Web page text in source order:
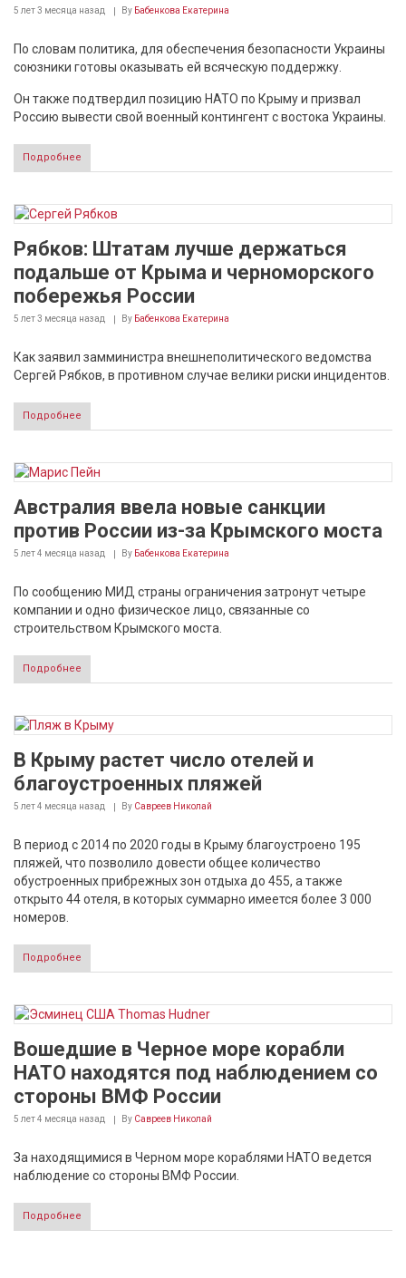
5 лет 3 месяца назад By Бабенкова Екатерина
По словам политика, для обеспечения безопасности Украины
союзники готовы оказывать ей всяческую поддержку.
Он также подтвердил позицию НАТО по Крыму и призвал
Россию вывести свой военный контингент с востока Украины.
Подробнее
Рябков: Штатам лучше держаться
подальше от Крыма и черноморского
побережья России
5 лет 3 месяца назад By Бабенкова Екатерина
Как заявил замминистра внешнеполитического ведомства
Сергей Рябков, в противном случае велики риски инцидентов.
Подробнее
Австралия ввела новые санкции
против России из-за Крымского моста
5 лет 4 месяца назад By Бабенкова Екатерина
По сообщению МИД страны ограничения затронут четыре
компании и одно физическое лицо, связанные со
строительством Крымского моста.
Подробнее
В Крыму растет число отелей и
благоустроенных пляжей
5 лет 4 месяца назад By Савреев Николай
В период с 2014 по 2020 годы в Крыму благоустроено 195
пляжей, что позволило довести общее количество
обустроенных прибрежных зон отдыха до 455, а также
открыто 44 отеля, в которых суммарно имеется более 3 000
номеров.
Подробнее
Вошедшие в Черное море корабли
НАТО находятся под наблюдением со
стороны ВМФ России
5 лет 4 месяца назад By Савреев Николай
За находящимися в Черном море кораблями НАТО ведется
наблюдение со стороны ВМФ России.
Подробнее